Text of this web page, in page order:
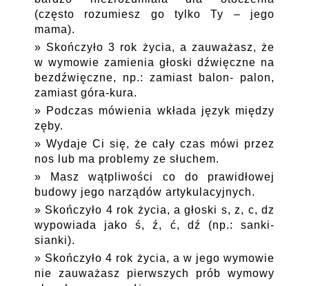
(często rozumiesz go tylko Ty – jego
mama).
Skończyło 3 rok życia, a zauważasz, że
w wymowie zamienia głoski dźwięczne na
bezdźwięczne, np.: zamiast balon- palon,
zamiast góra-kura.
Podczas mówienia wkłada język między
zęby.
Wydaje Ci się, że cały czas mówi przez
nos lub ma problemy ze słuchem.
Masz wątpliwości co do prawidłowej
budowy jego narządów artykulacyjnych.
Skończyło 4 rok życia, a głoski s, z, c, dz
wypowiada jako ś, ź, ć, dź (np.: sanki-
sianki).
Skończyło 4 rok życia, a w jego wymowie
nie zauważasz pierwszych prób wymowy